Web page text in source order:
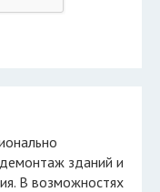
зданий и
В возможностях